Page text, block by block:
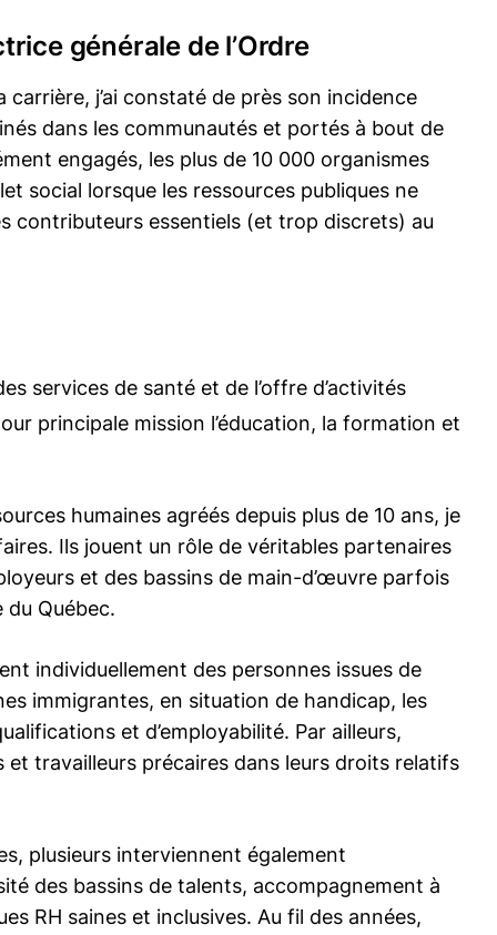
générale de l’Ordre
j’ai constaté de près son incidence
dans les communautés et portés à bout de
engagés, les plus de 10 000 organismes
social lorsque les ressources publiques ne
contributeurs essentiels (et trop discrets) au
services de santé et de l’offre d’activités
principale mission l’éducation, la formation et
humaines agréés depuis plus de 10 ans, je
Ils jouent un rôle de véritables partenaires
et des bassins de main-d’œuvre parfois
du Québec.
individuellement des personnes issues de
immigrantes, en situation de handicap, les
et d’employabilité. Par ailleurs,
travailleurs précaires dans leurs droits relatifs
plusieurs interviennent également
des bassins de talents, accompagnement à
RH saines et inclusives. Au fil des années,